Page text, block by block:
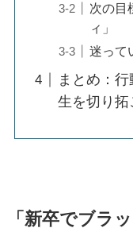
次の目
ィ」
迷って
まとめ：
生を切り拓
「新卒でブラ